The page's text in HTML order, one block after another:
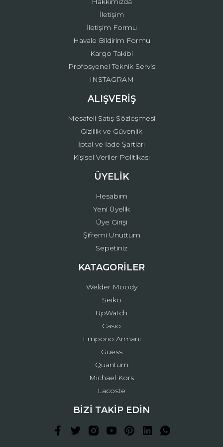
Gönder
İletişim
İletişim Formu
Havale Bildirim Formu
Kargo Takibi
Profosyenel Teknik Servis
INSTAGRAM
ALIŞVERİŞ
Mesafeli Satış Sözleşmesi
Gizlilik ve Güvenlik
İptal ve İade Şartları
Kişisel Veriler Politikası
ÜYELİK
Hesabım
Yeni Üyelik
Üye Girişi
Şifremi Unuttum
Sepetiniz
KATAGORİLER
Welder Moody
Seiko
UpWatch
Casio
Emporio Armani
Guess
Quantum
Michael Kors
Lacoste
BİZİ TAKİP EDİN